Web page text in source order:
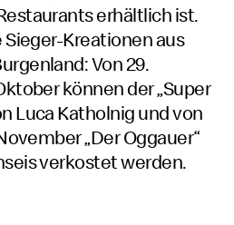
erhältlich ist.
Kreationen aus
Von 29.
können der „Super
Luca Katholnig und von
„Der Oggauer“
verkostet werden.